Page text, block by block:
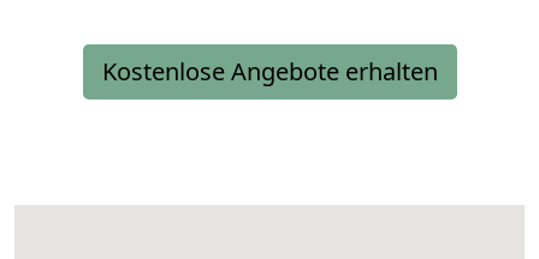
Kostenlose Angebote erhalten